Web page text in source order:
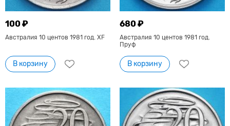
100 ₽
Австралия 10 центов 1981 год. XF
В корзину
680 ₽
Австралия 10 центов 1981 год.
Пруф
В корзину